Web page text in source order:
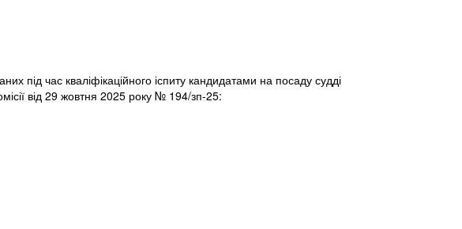
під час кваліфікаційного іспиту кандидатами на посаду судді
від 29 жовтня 2025 року № 194/зп-25: